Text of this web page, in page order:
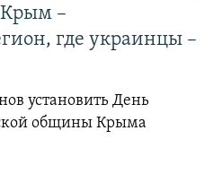
–
где украинцы –
установить День
общины Крыма